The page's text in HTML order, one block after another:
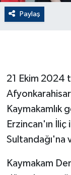
Paylaş
21 Ekim 2024
Kaymakamlık
Erzincan'ın
Sultandağı'na
Kaymakam
Finans
GENEL
GÜNDEM